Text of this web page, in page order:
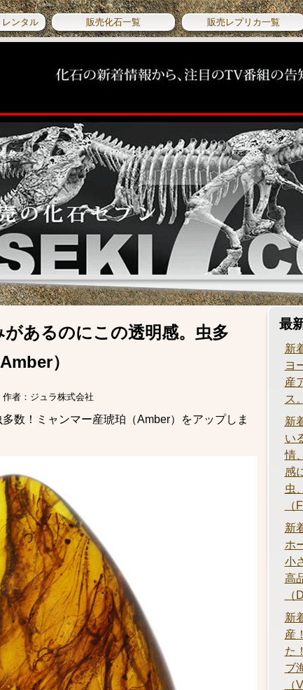
ンタル 販売化石一覧 販売レプリカ一覧
あるのにこの透明感。虫多
）
者： ジュラ株式会社
数！ミャンマー産琥珀（Amber）をアップしま
最
新
ヨ
産
ス
新
い
情
感
虫
（
新
ホ
小
高
（
新
産
た
ブ